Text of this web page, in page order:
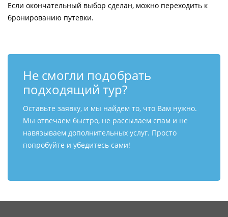
Если окончательный выбор сделан, можно переходить к
бронированию путевки.
Не смогли подобрать
подходящий тур?
Оставьте заявку, и мы найдем то, что Вам нужно.
Мы отвечаем быстро, не рассылаем спам и не
навязываем дополнительных услуг. Просто
попробуйте и убедитесь сами!